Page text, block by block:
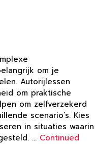
om je
Autorijlessen
om praktische
om zelfverzekerd
scenario’s. Kies
in situaties waarin
… Continued